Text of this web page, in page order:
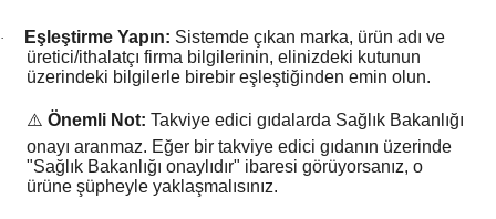
Tuzlar
ve Nebulizatörler
· Eşleştirme Yapın: Sistemde çıkan marka, ürün adı ve
üretici/ithalatçı firma bilgilerinin, elinizdeki kutunun
üzerindeki bilgilerle birebir eşleştiğinden emin olun.
⚠️ Önemli Not: Takviye edici gıdalarda Sağlık Bakanlığı
onayı aranmaz. Eğer bir takviye edici gıdanın üzerinde
"Sağlık Bakanlığı onaylıdır" ibaresi görüyorsanız, o
ürüne şüpheyle yaklaşmalısınız.